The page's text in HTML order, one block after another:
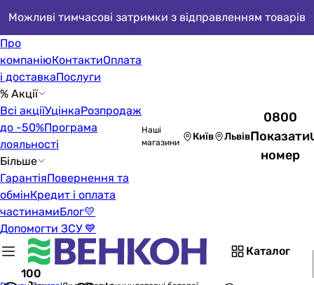
Можливі тимчасові затримки з відправленням товарів
Про
компаніюКонтактиОплата
і доставкаПослуги
% Акції
Всі акціїУцінкаРозпродаж
до -50%Програма
лояльності
Більше
ГарантіяПовернення та
обмінКредит і оплата
частинамиБлог💛
Допомогти ЗСУ 💙
Наші
магазини
Київ Львів
0800
Показати
номер
Каталог
100